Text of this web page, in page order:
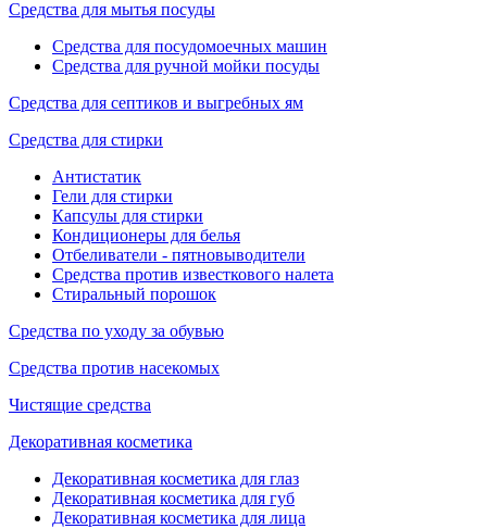
Средства для мытья посуды
Средства для посудомоечных машин
Средства для ручной мойки посуды
Средства для септиков и выгребных ям
Средства для стирки
Антистатик
Гели для стирки
Капсулы для стирки
Кондиционеры для белья
Отбеливатели - пятновыводители
Средства против известкового налета
Стиральный порошок
Средства по уходу за обувью
Средства против насекомых
Чистящие средства
Декоративная косметика
Декоративная косметика для глаз
Декоративная косметика для губ
Декоративная косметика для лица